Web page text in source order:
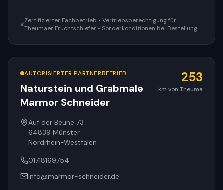
Zertifizierter Fachbetrieb • Vertriebsberechtigung für
Theumaer Fruchtschiefer • Sonderkonditionen bei Bestellung
AUTORISIERTER PARTNERBETRIEB
Naturstein und Grabmale
Marmor Schneider
253
km von Theuma
Auf der Beune 73
64839 Münster
Nordrhein-Westfalen
01718169754
info@marmor-schneider.de